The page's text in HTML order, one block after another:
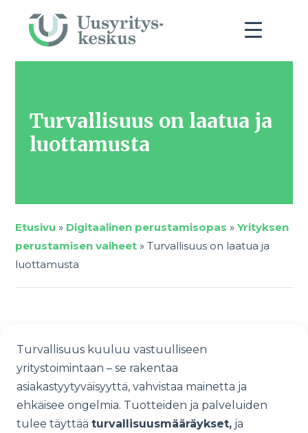
Turvallisuus on laatua ja
luottamusta
Etusivu » Digitaalinen perustamisopas »Yrityksen
perustamisen vaiheet »Turvallisuus on laatua ja
luottamusta
Turvallisuus kuuluu vastuulliseen
yritystoimintaan – se rakentaa
asiakastyytyväisyyttä, vahvistaa mainetta ja
ehkäisee ongelmia. Tuotteiden ja palveluiden
tulee täyttää turvallisuusmääräykset, ja